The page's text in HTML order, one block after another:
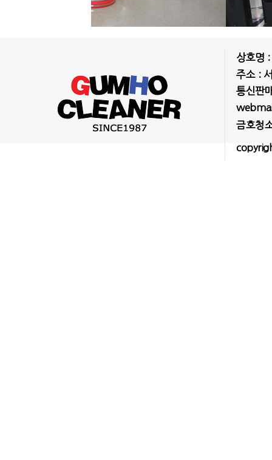
상호명
주소 :
통신판
금호청